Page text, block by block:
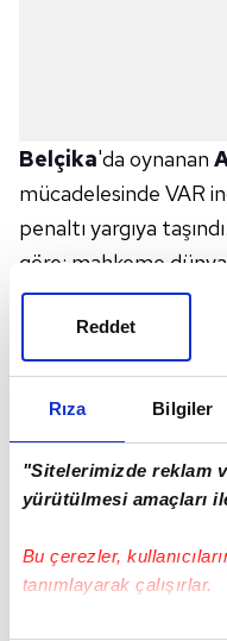
Rıza Bilgiler
"Sitelerimizde reklam
yürütülmesi amaçları
Bu çerezler,
tanımlayarak çalışırlar.
Reddet
Belçika'da oynanan
mücadelesinde VAR
penaltı yargıya
göre; mahkeme
karar açıkladı ve
Karşılaşmanın 23.
penaltıda topun
kaleciden döndü.
MAÇ TEKRAR
Ardından takım
gönderirken, VAR
edildi. Maçın 70.